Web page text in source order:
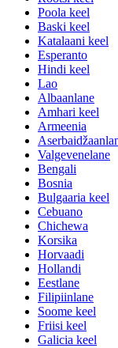
Poola keel
Baski keel
Katalaani keel
Esperanto
Hindi keel
Lao
Albaanlane
Amhari keel
Armeenia
Valgevenelane
Bengali
Bosnia
Bulgaaria keel
Cebuano
Chichewa
Korsika
Horvaadi
Hollandi
Eestlane
Filipiinlane
Soome keel
Friisi keel
Galicia keel